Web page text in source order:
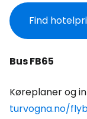
Find
Bus FB65
Køreplaner og
turvogna.no/